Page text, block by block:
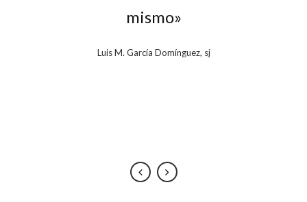
mismo»
Luis M. García Domínguez, sj